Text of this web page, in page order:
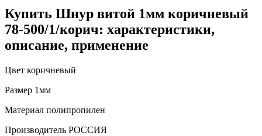
Купить Шнур витой 1мм коричневый
78-500/1/корич: характеристики,
описание, применение
Цвет коричневый
Размер 1мм
Материал полипропилен
Производитель РОССИЯ